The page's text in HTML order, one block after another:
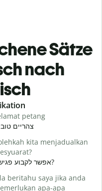
Sätze
nach
petang
צהריים
kita menjadualkan
אפשר לקבוע פגישה?
beritahu saya jika anda
apa-apa